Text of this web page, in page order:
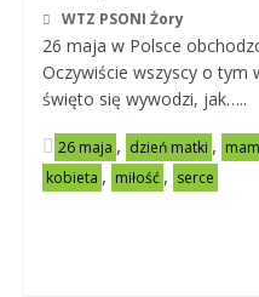
WTZ PSONI Żory
26 maja w Polsce
Oczywiście wszyscy o tym
święto się wywodzi, jak…..
26 maja , dzień matki ,
kobieta , miłość , serce